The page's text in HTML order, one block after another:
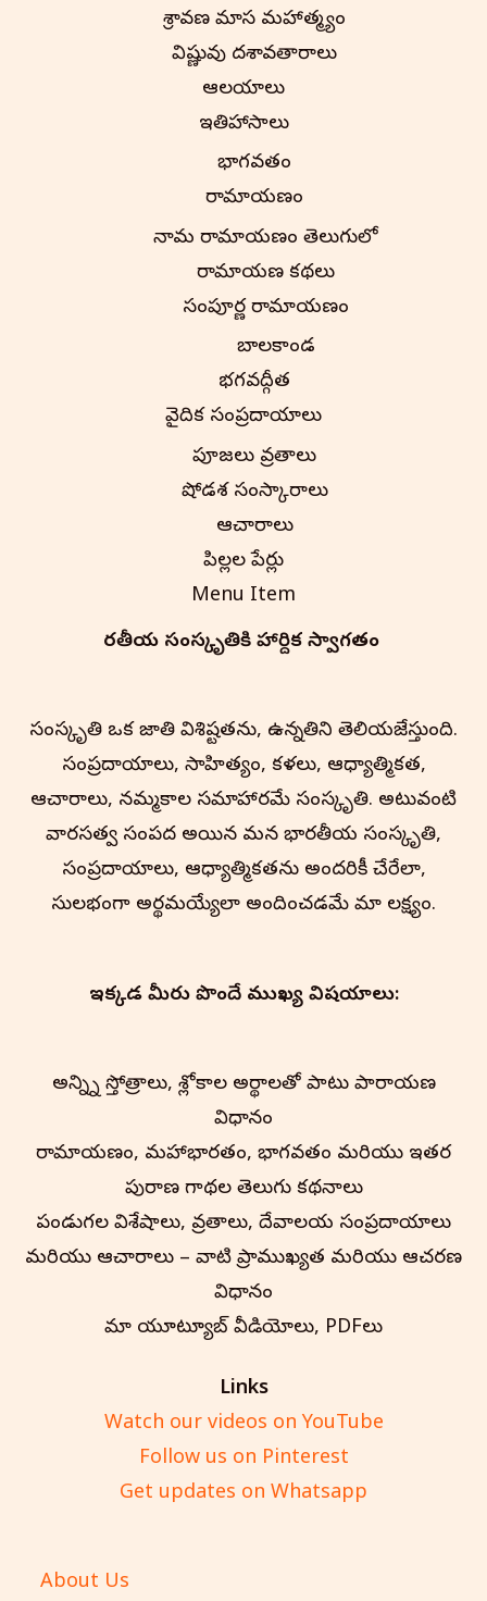
శ్రావణ మాస మహాత్మ్యం
విష్ణువు దశావతారాలు
ఆలయాలు
ఇతిహాసాలు
భాగవతం
రామాయణం
నామ రామాయణం తెలుగులో
రామాయణ కథలు
సంపూర్ణ రామాయణం
బాలకాండ
భగవద్గీత
వైదిక సంప్రదాయాలు
పూజలు వ్రతాలు
షోడశ సంస్కారాలు
ఆచారాలు
పిల్లల పేర్లు
Menu Item
భారతీయ సంస్కృతి‌కి హార్దిక స్వాగతం
సంస్కృతి ఒక జాతి విశిష్టతను, ఉన్నతిని తెలియజేస్తుంది.
సంప్రదాయాలు, సాహిత్యం, కళలు, ఆధ్యాత్మికత,
ఆచారాలు, నమ్మకాల సమాహారమే సంస్కృతి. అటువంటి
వారసత్వ సంపద అయిన మన భారతీయ సంస్కృతి,
సంప్రదాయాలు, ఆధ్యాత్మికతను అందరికీ చేరేలా,
సులభంగా అర్థమయ్యేలా అందించడమే మా లక్ష్యం.
ఇక్కడ మీరు పొందే ముఖ్య విషయాలు:
అన్న్ని స్తోత్రాలు, శ్లోకాల అర్థాలతో పాటు పారాయణ
విధానం
రామాయణం, మహాభారతం, భాగవతం మరియు ఇతర
పురాణ గాథల తెలుగు కథనాలు
పండుగల విశేషాలు, వ్రతాలు, దేవాలయ సంప్రదాయాలు
మరియు ఆచారాలు – వాటి ప్రాముఖ్యత మరియు ఆచరణ
విధానం
మా యూట్యూబ్ వీడియోలు, PDFలు
Links
Watch our videos on YouTube
Follow us on Pinterest
Get updates on Whatsapp
About Us